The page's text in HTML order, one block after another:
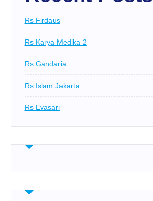
Rs Firdaus
Rs Karya Medika 2
Rs Gandaria
Rs Islam Jakarta
Rs Evasari